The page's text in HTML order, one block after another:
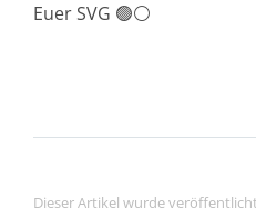
Euer SVG 🟢⚪️
Dieser Artikel wurde